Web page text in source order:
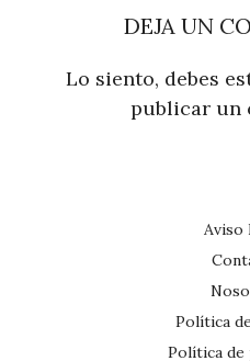
DEJA UN
Lo siento, debes
publicar un
Aviso
Política
Política de